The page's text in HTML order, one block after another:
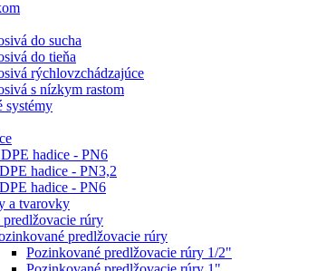
do sucha
do tieňa
rýchlovzchádzajúce
s nízkym rastom
systémy
hadice - PN6
hadice - PN3,2
hadice - PN6
a tvarovky
rúry
predlžovacie rúry
Pozinkované predlžovacie rúry 1/2"